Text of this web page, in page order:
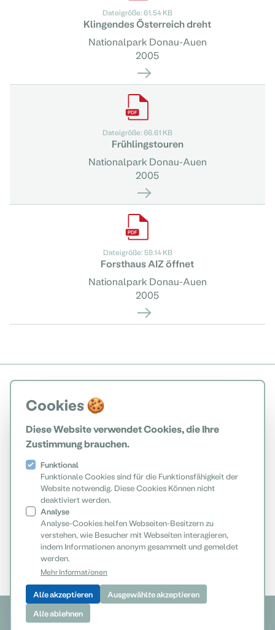
Cookies 🍪
Diese Website verwendet Cookies, die Ihre
Zustimmung brauchen.
Funktional
Funktionale Cookies sind für die Funktionsfähigkeit der
Website notwendig. Diese Cookies Können nicht
deaktiviert werden.
Analyse
Analyse-Cookies helfen Webseiten-Besitzern zu
verstehen, wie Besucher mit Webseiten interagieren,
indem Informationen anonym gesammelt und gemeldet
werden.
Mehr Informationen
Alle akzeptieren Ausgewählte akzeptieren
Alle ablehnen
Dateigröße: 61.54 KB
Klingendes Österreich dreht
Nationalpark Donau-Auen
2005
Dateigröße: 66.61 KB
Frühlingstouren
Nationalpark Donau-Auen
2005
Dateigröße: 59.14 KB
Forsthaus AIZ öffnet
Nationalpark Donau-Auen
2005
© 2026 Nationalpark Donau-Auen GmbH
www.donauauen.at